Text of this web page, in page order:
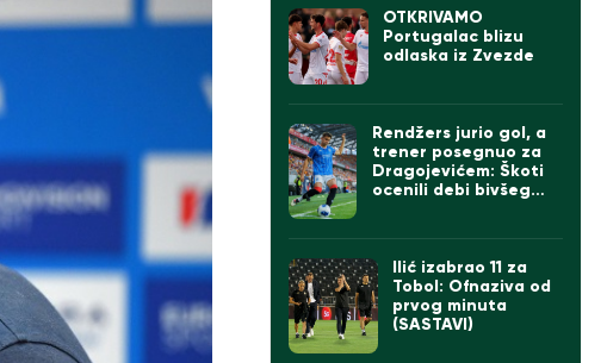
OTKRIVAMO
Portugalac blizu
odlaska iz Zvezde
Rendžers jurio gol, a
trener posegnuo za
Dragojevićem: Škoti
ocenili debi bivšeg
Ilić izabrao 11 za
Tobol: Ofnaziva od
prvog minuta
(SASTAVI)